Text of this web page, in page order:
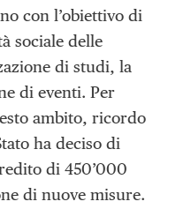
con l’obiettivo di
sociale delle
di studi, la
di eventi. Per
ambito, ricordo
ha deciso di
di 450’000
di nuove misure.